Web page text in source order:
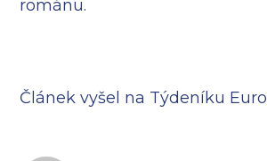
románu.
Článek vyšel na Týdeníku Euro